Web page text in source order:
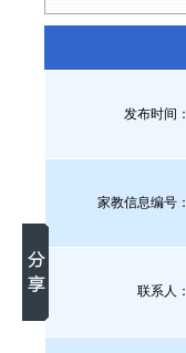
发布时间：
家教信息编号：
联系人：